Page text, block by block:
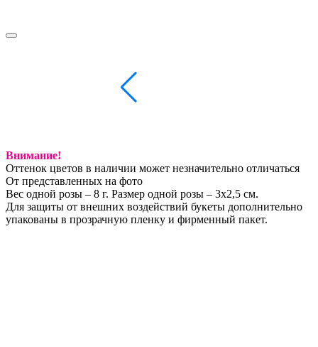
Внимание!
Оттенок цветов в наличии может незначительно отличаться
От представленных на фото
Вес одной розы – 8 г. Размер одной розы – 3х2,5 см.
Для защиты от внешних воздействий букеты дополнительно
упакованы в прозрачную пленку и фирменный пакет.